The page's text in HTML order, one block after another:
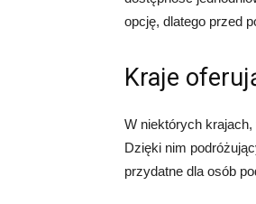
opcję, dlatego przed
Kraje
W niektórych
Dzięki nim
przydatne dla osób